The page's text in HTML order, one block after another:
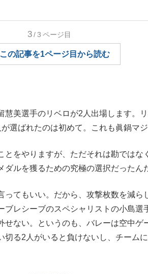
3/3 ページ目
の記事を1ページ目から読む
美選手のリベロが2人出場します。
選ばれたのは初めて。これも眞鍋マジ
をやりますが、ただそれは勘ではな
ルを獲るための究極の選択だったん
てもいい。だから、攻撃枚数を減ら
レシーブのスペシャリストの小島選
ない。というのも、バレーは空中ゲ
切る2人がいると負けないし、チーム